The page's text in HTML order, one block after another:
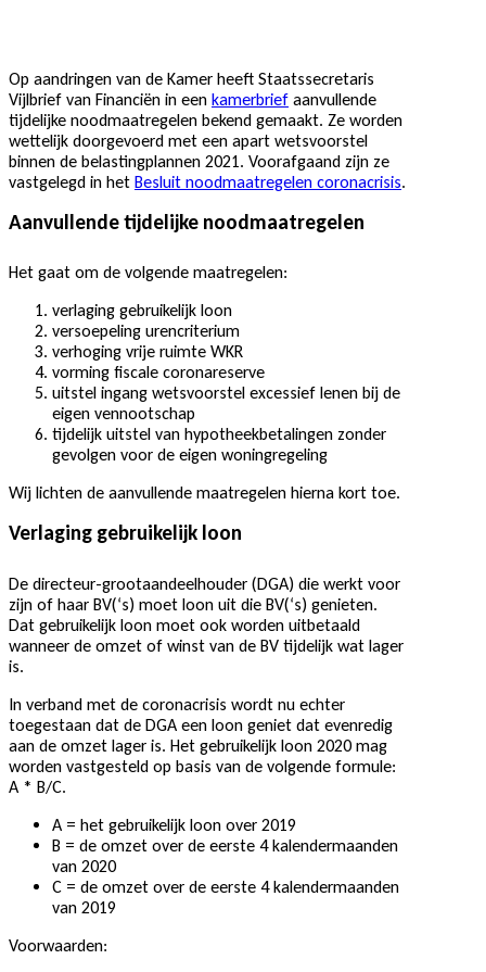
Op aandringen van de Kamer heeft Staatssecretaris
Vijlbrief van Financiën in een kamerbrief aanvullende
tijdelijke noodmaatregelen bekend gemaakt. Ze worden
wettelijk doorgevoerd met een apart wetsvoorstel
binnen de belastingplannen 2021. Voorafgaand zijn ze
vastgelegd in het Besluit noodmaatregelen coronacrisis.
Aanvullende tijdelijke noodmaatregelen
Het gaat om de volgende maatregelen:
verlaging gebruikelijk loon
versoepeling urencriterium
verhoging vrije ruimte WKR
vorming fiscale coronareserve
uitstel ingang wetsvoorstel excessief lenen bij de
eigen vennootschap
tijdelijk uitstel van hypotheekbetalingen zonder
gevolgen voor de eigen woningregeling
Wij lichten de aanvullende maatregelen hierna kort toe.
Verlaging gebruikelijk loon
De directeur-grootaandeelhouder (DGA) die werkt voor
zijn of haar BV(‘s) moet loon uit die BV(‘s) genieten.
Dat gebruikelijk loon moet ook worden uitbetaald
wanneer de omzet of winst van de BV tijdelijk wat lager
is.
In verband met de coronacrisis wordt nu echter
toegestaan dat de DGA een loon geniet dat evenredig
aan de omzet lager is. Het gebruikelijk loon 2020 mag
worden vastgesteld op basis van de volgende formule:
A * B/C.
A = het gebruikelijk loon over 2019
B = de omzet over de eerste 4 kalendermaanden
van 2020
C = de omzet over de eerste 4 kalendermaanden
van 2019
Voorwaarden: